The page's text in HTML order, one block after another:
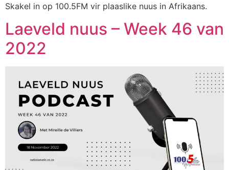
Skakel in op 100.5FM vir plaaslike nuus in Afrikaans.
Laeveld nuus – Week 46 van
2022